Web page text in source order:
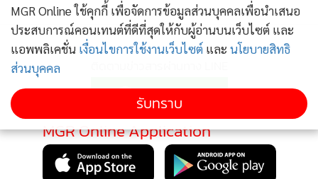
MGR Online Application
MGR Online ใช้คุกกี้ เพื่อจัดการข้อมูลส่วนบุคคลเพื่อนำเสนอ
ประสบการณ์คอนเทนต์ที่ดีที่สุดให้กับผู้อ่านบนเว็บไซต์ และ
แอพพลิเคชั่น เงื่อนไขการใช้งานเว็บไซต์ และ นโยบายสิทธิ
ส่วนบุคคล
รับทราบ